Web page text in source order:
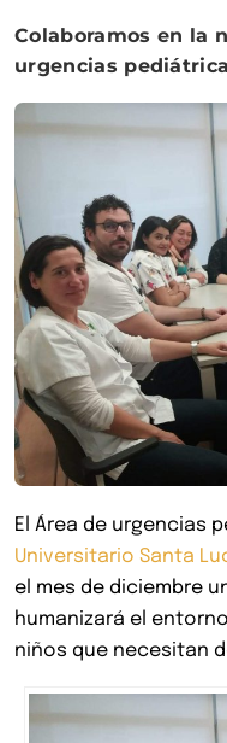
Colaboramos en la
urgencias
El Área de urgencias
Universitario Santa
el mes de diciembre
humanizará el
niños que necesitan